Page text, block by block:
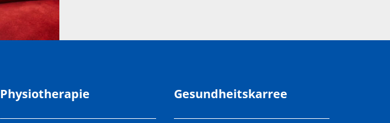
Physiotherapie Gesundheitskarree